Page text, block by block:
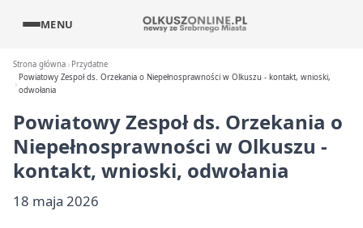
MENU
Strona główna
Przydatne
Powiatowy Zespoł ds. Orzekania o Niepełnosprawności w Olkuszu - kontakt, wnioski,
odwołania
Powiatowy Zespoł ds. Orzekania o
Niepełnosprawności w Olkuszu -
kontakt, wnioski, odwołania
18 maja 2026